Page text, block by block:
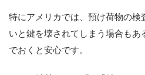
特にアメリカでは、預け荷物の
いと鍵を壊されてしまう場合も
でおくと安心です。